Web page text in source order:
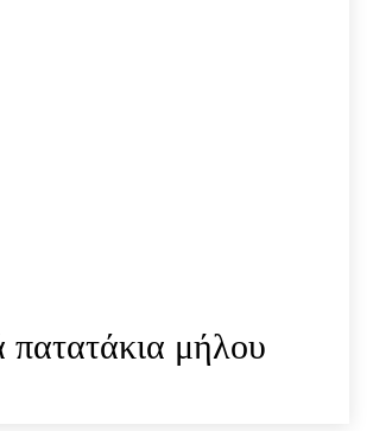
πατατάκια μήλου